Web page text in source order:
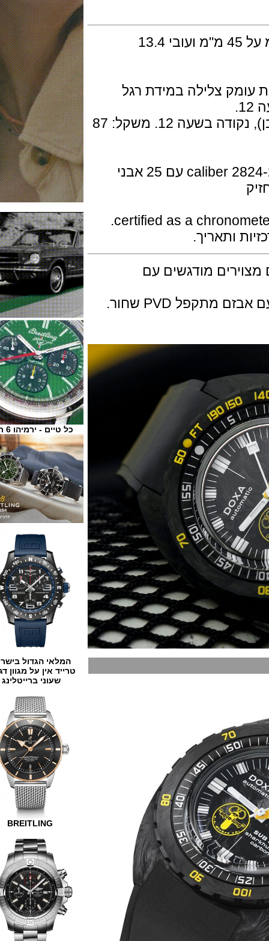
גוף השעון ב forged carbon ב42 מ"מ על 45 מ"מ ועובי 13.4
צלילה במידת רגל
טבעת פנימית: זמני צלילה בדקות (לבן), נקודה בשעה 12. משקל: 87
המנגנון מכני אוטומטי של ETA דגם caliber 2824-2 עם 25 אבני
ותאריך.
מודגשים עם
כל טיים - ירמיהו 6 ת"א
המלאי הגדול בישראל
טרייד אין על מגוון דגמים
שעוני ברייטלינג
BREITLING